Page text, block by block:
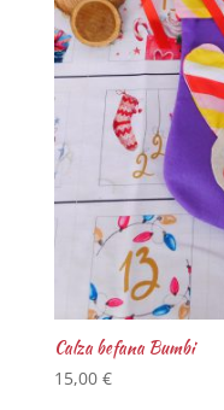
Calza befana Bumbi
15,00 €